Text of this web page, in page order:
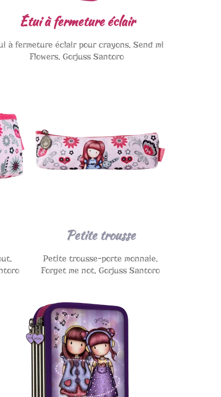
Étui à fermeture éclair
à fermeture éclair pour crayons, Send mi
Flowers, Gorjuss Santoro
Petite trousse
Petite trousse-porte monnaie,
Forget me not, Gorjuss Santoro